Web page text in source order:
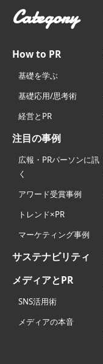
Category
How to PR
基礎を学ぶ
基礎応用/思考術
経営とPR
注目の事例
広報・PRパーソンに訊
く
アワード受賞事例
トレンド×PR
マーケティング事例
サステナビリティ
メディアとPR
SNS活用術
メディアの本音